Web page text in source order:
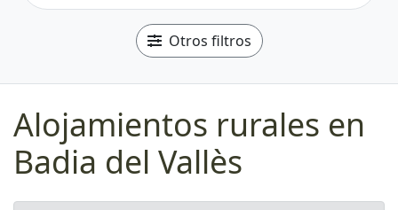
Otros filtros
Alojamientos rurales en
Badia del Vallès